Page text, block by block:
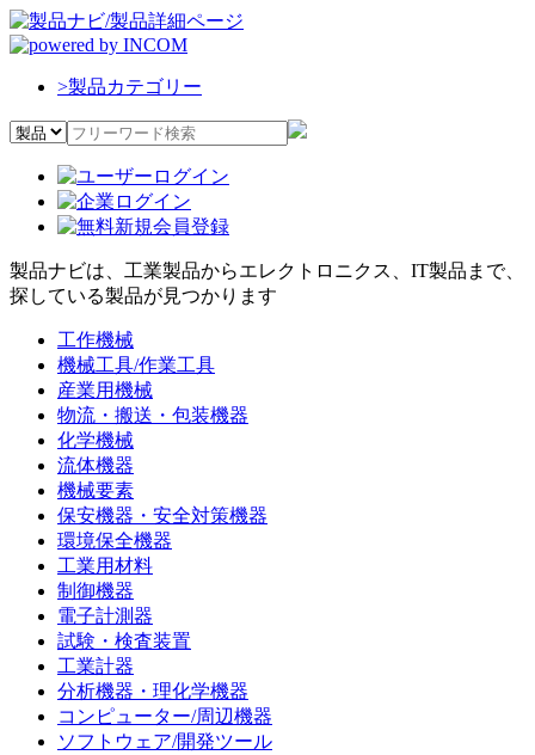
>製品カテゴリー
製品ナビは、工業製品からエレクトロニクス、IT製品まで、
探している製品が見つかります
工作機械
機械工具/作業工具
産業用機械
物流・搬送・包装機器
化学機械
流体機器
機械要素
保安機器・安全対策機器
環境保全機器
工業用材料
制御機器
電子計測器
試験・検査装置
工業計器
分析機器・理化学機器
コンピューター/周辺機器
ソフトウェア/開発ツール